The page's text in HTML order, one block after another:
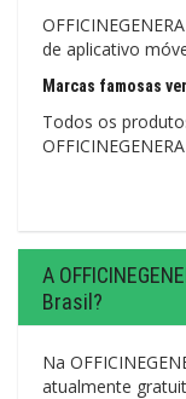
de aplicativo
Marcas famosas
Todos os
A
Brasil?
Na
atualmente